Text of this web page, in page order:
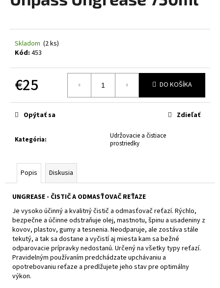
5
hviezdičiek.
Skladom (2 ks)
Kód: 453
€25
cena:
DO KOŠÍKA
Kategória:
Udržovacie a čistiace
prostriedky
Opýtať sa Zdieľať
Popis Diskusia
UNGREASE - ČISTIČ A ODMASŤOVAČ REŤAZE
Je vysoko účinný a kvalitný čistič a odmasťovač reťazí. Rýchlo,
bezpečne a účinne odstraňuje olej, mastnotu, špinu a usadeniny z
kovov, plastov, gumy a tesnenia. Neodparuje, ale zostáva stále
tekutý, a tak sa dostane a vyčistí aj miesta kam sa bežné
odparovacie prípravky nedostanú. Určený na všetky typy reťazí.
Pravidelným používaním predchádzate upchávaniu a
opotrebovaniu reťaze a predlžujete jeho stav pre optimálny
výkon.
j
s
r
ú
č
a
m
e
XRC